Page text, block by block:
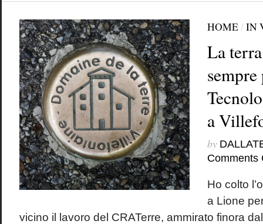
HOME/IN
La
a
by
Comments
Ho colto
a Lione
vicino il lavoro del CRATerre, ammirato finora